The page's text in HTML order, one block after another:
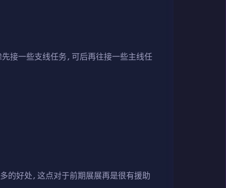
接一些支线任务,可后再往接一些主线任
的好处,这点对于前期展展再是很有援助